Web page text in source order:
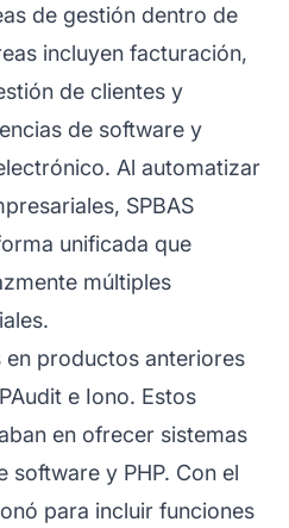
de gestión dentro de
incluyen facturación,
de clientes y
de software y
Al automatizar
SPBAS
unificada que
múltiples
en productos anteriores
e Iono. Estos
en ofrecer sistemas
software y PHP. Con el
para incluir funciones